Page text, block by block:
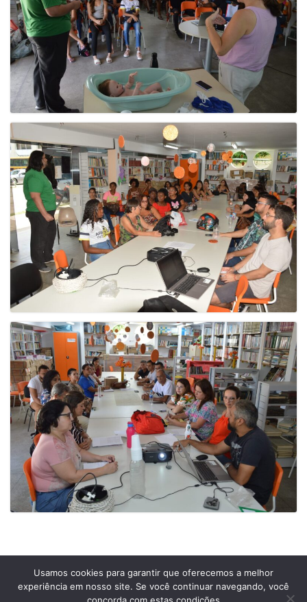
Prefeitura Municipal de Comendador Levy Gasparian
Usamos cookies para garantir que oferecemos a melhor
experiência em nosso site. Se você continuar navegando, você